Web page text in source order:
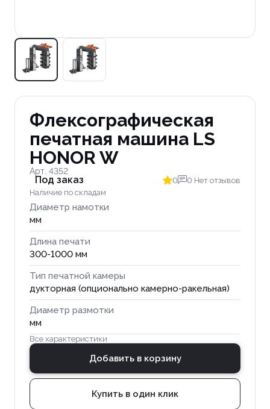
Флексографическая
печатная машина LS
HONOR W
Арт. 4352
Под заказ
Наличие по складам
0 0 Нет отзывов
Диаметр намотки
мм
Длина печати
300-1000 мм
Тип печатной камеры
дукторная (опционально камерно-ракельная)
Диаметр размотки
мм
Все характеристики
Добавить в корзину
Купить в один клик